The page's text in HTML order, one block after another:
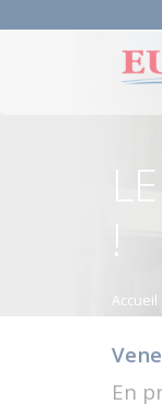
!
Accueil
En